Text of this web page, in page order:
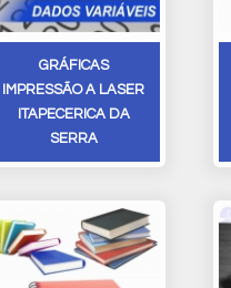
GRÁFICAS
IMPRESSÃO A LASER
ITAPECERICA DA
SERRA